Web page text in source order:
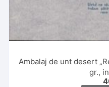
Ambalaj de unt desert
gr.,